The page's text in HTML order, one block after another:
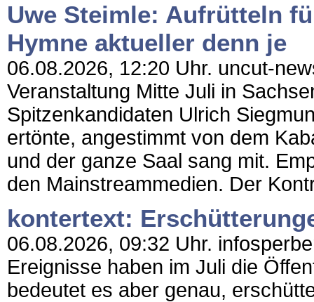
Uwe Steimle: Aufrütteln
Hymne aktueller denn je
06.08.2026, 12:20 Uhr. uncut-
Veranstaltung Mitte Juli in
Spitzenkandidaten Ulrich
ertönte, angestimmt von dem
und der ganze Saal sang mit.
den Mainstreammedien. Der
kontertext:
06.08.2026, 09:32 Uhr.
Ereignisse haben im Juli die
bedeutet es aber genau,